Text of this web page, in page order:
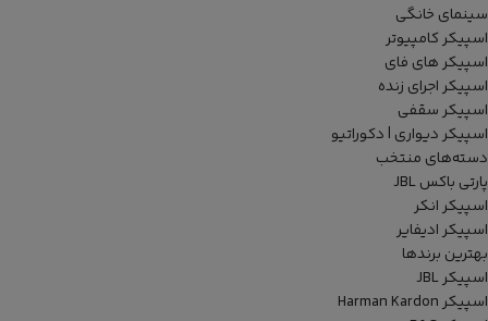
سینمای خانگی
اسپیکر کامپیوتر
اسپیکر های فای
اسپیکر اجرای زنده
اسپیکر سقفی
اسپیکر دیواری | دکوراتیو
دسته‌های منتخب
پارتی باکس JBL
اسپیکر انکر
اسپیکر ادیفایر
بهترین برندها
اسپیکر JBL
اسپیکر Harman Kardon